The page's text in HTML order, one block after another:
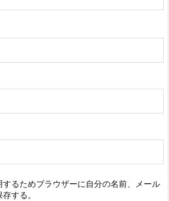
るためブラウザーに自分の名前、メール
する。